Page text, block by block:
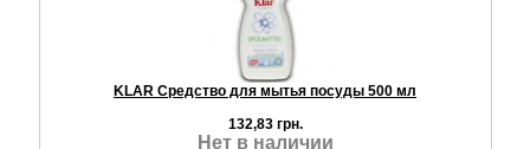
KLAR Средство для мытья посуды 500 мл
132,83 грн.
Нет в наличии